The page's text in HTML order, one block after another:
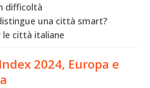
difficoltà
una città smart?
città italiane
2024, Europa e